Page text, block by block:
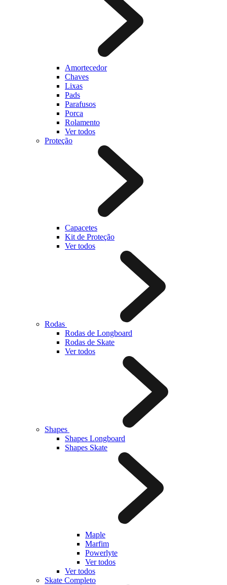
Amortecedor
Chaves
Lixas
Pads
Parafusos
Porca
Rolamento
Ver todos
Proteção
Capacetes
Kit de Proteção
Ver todos
Rodas
Rodas de Longboard
Rodas de Skate
Ver todos
Shapes
Shapes Longboard
Shapes Skate
Maple
Marfim
Powerlyte
Ver todos
Ver todos
Skate Completo